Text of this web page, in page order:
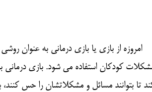
از بازی یا بازی درمانی به عنوان
کودکان استفاده می شود. بازی
تا بتوانند مسائل و مشکلاتشان را حس